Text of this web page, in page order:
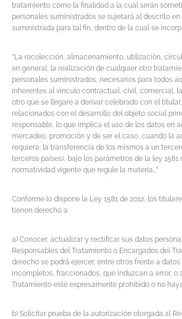
tratamiento como la finalidad a la cual serán
personales suministrados se sujetará al descrito
suministrada para tal fin, dentro de la cual se
”La recolección, almacenamiento, utilización,
en general, la realización de cualquier otro
personales suministrados, necesarios para todos
inherentes al vínculo contractual, civil, comercial,
otro que se llegare a derivar celebrado con el
relacionados con el desarrollo del objeto social
responsable, lo que implica el uso de los datos en
mercadeo, promoción y de ser el caso, cuando la
requiera, la transferencia de los mismos a un
terceros países), bajo los parámetros de la ley 1581
normatividad vigente que regule la materia…”
Conforme lo dispone la Ley 1581 de 2012, los
tienen derecho a:
a) Conocer, actualizar y rectificar sus datos
Responsables del Tratamiento o Encargados del
derecho se podrá ejercer, entre otros frente a
incompletos, fraccionados, que induzcan a error, o
Tratamiento esté expresamente prohibido o no
b) Solicitar prueba de la autorización otorgada al